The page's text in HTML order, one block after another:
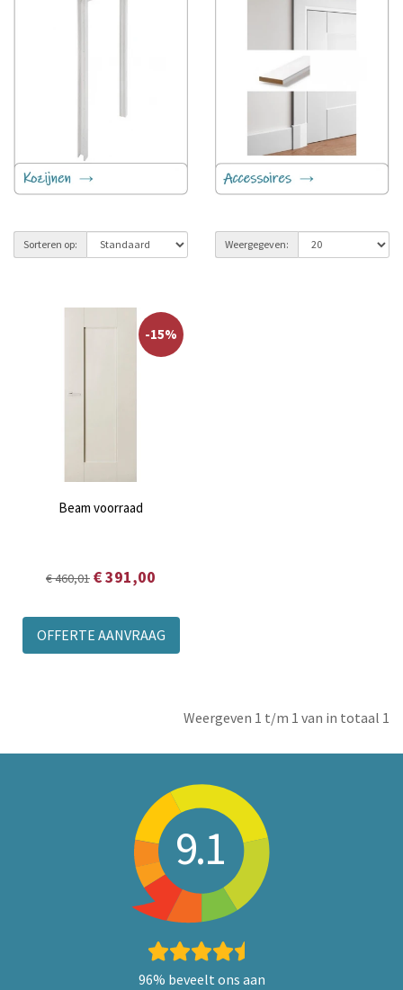
Sorteren op: Weergegeven:
-15%
Beam voorraad
€ 460,01 € 391,00
OFFERTE AANVRAAG
Weergeven 1 t/m 1 van in totaal 1
9.1
96% beveelt ons aan